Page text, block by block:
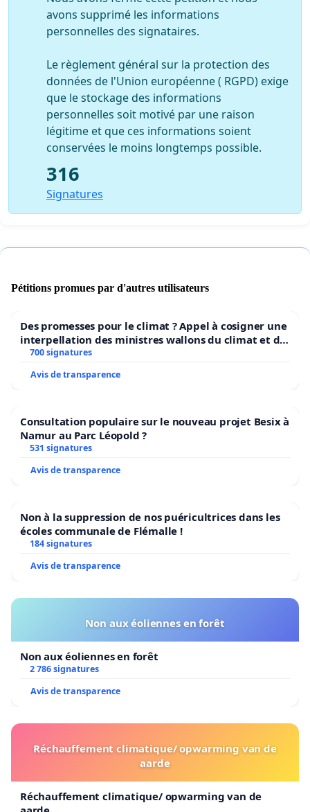
avons supprimé les informations
personnelles des signataires.
Le règlement général sur la protection des
données de l'Union européenne ( RGPD) exige
que le stockage des informations
personnelles soit motivé par une raison
légitime et que ces informations soient
conservées le moins longtemps possible.
316
Signatures
Pétitions promues par d'autres utilisateurs
Des promesses pour le climat ? Appel à cosigner une
interpellation des ministres wallons du climat et de
l’environnement.
700 signatures
Avis de transparence
Consultation populaire sur le nouveau projet Besix à
Namur au Parc Léopold ?
531 signatures
Avis de transparence
Non à la suppression de nos puéricultrices dans les
écoles communale de Flémalle !
184 signatures
Avis de transparence
Non aux éoliennes en forêt
Non aux éoliennes en forêt
2 786 signatures
Avis de transparence
Réchauffement climatique/ opwarming van de
aarde
Réchauffement climatique/ opwarming van de